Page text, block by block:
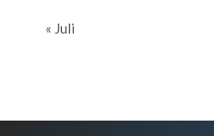
« Juli